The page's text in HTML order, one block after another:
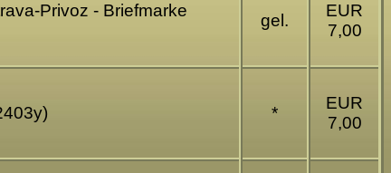
Privoz - Briefmarke
gel.
EUR
7,00
*
EUR
7,00